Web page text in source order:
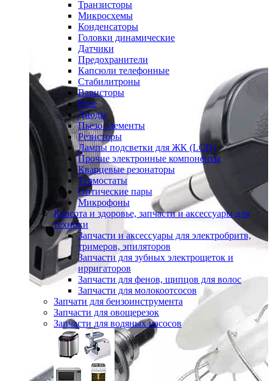
Транзисторы
Микросхемы
Конденсаторы
Головки динамические
Датчики
Предохранители
Капсюли телефонные
Стабилитроны
Варисторы
Реле
Диоды
Пьезо элементы
Резисторы
Лампы подсветки для ЖК (LCD)
Прочие электронные компоненты
Кварцевые резонаторы
Термостаты
Оптические пары
Микрофоны
Красота и здоровье, запчасти и аксессуары для
техники
Запчасти и аксессуары для электробритв,
тримеров, эпиляторов
Запчасти для зубных электрощеток и
ирригаторов
Запчасти для фенов, щипцов для волос
Запчасти для молокоотсосов
Запчати для бензоинструмента
Запчасти для овощерезок
Запчасти для водяных насосов